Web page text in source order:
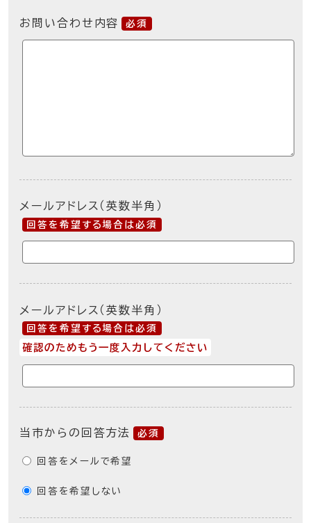
お問い合わせ内容 必須
メールアドレス（英数半角）
回答を希望する場合は必須
メールアドレス（英数半角）
回答を希望する場合は必須
確認のためもう一度入力してください
当市からの回答方法 必須
回答をメールで希望
回答を希望しない